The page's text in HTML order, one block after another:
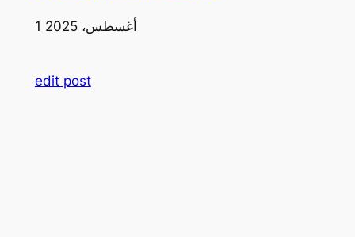
1 أغسطس، 2025
edit post